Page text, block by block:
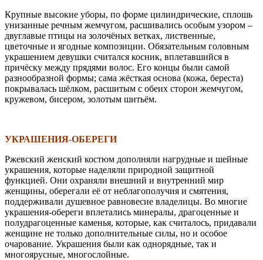
Крупные высокие уборы, по форме цилиндрические, сплошь
унизанные речным жемчугом, расшивались особым узором –
двуглавые птицы на золочёных ветках, лиственные,
цветочные и ягодные композиции. Обязательным головным
украшением девушки считался косник, вплетавшийся в
причёску между прядями волос. Его концы были самой
разнообразной формы; сама жёсткая основа (кожа, береста)
покрывалась шёлком, расшитым с обеих сторон жемчугом,
кружевом, бисером, золотым шитьём.
УКРАШЕНИЯ-ОБЕРЕГИ
Ржевский женский костюм дополняли нагрудные и шейные
украшения, которые наделяли природной защитной
функцией. Они охраняли внешний и внутренний мир
женщины, оберегали её от неблагополучия и смятения,
поддерживали душевное равновесие владелицы. Во многие
украшения-обереги вплетались минералы, драгоценные и
полудрагоценные каменья, которые, как считалось, придавали
женщине не только дополнительные силы, но и особое
очарование. Украшения были как однорядные, так и
многоярусные, многослойные.